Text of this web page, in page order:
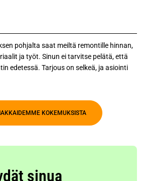
pohjalta saat meiltä remontille hinnan,
ja työt. Sinun ei tarvitse pelätä, että
edetessä. Tarjous on selkeä, ja asiointi
KOKEMUKSISTA
sinua